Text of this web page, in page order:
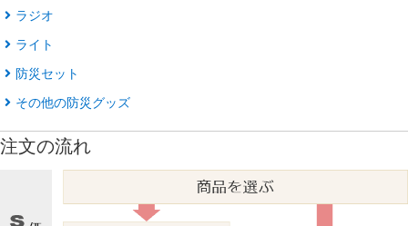
ラジオ
ライト
防災セット
その他の防災グッズ
注文の流れ